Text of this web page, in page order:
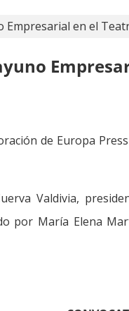
en el
de Europa
Valdivia,
por María Elena